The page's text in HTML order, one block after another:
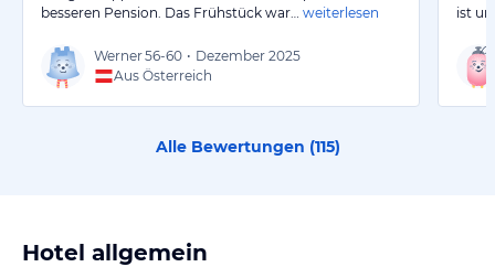
besseren Pension. Das Frühstück war…
weiterlesen
Werner56-60 • Dezember 2025
Aus Österreich
ist
Alle Bewertungen (115)
Hotel allgemein